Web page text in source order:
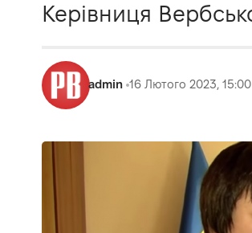
Керівниця
admin 16 Лютого 2023, 15:00